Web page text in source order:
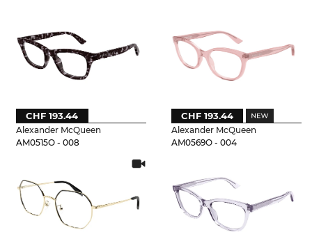
Alexander McQueen
AM0515O - 008
CHF 193.44
Alexander McQueen
AM0569O - 004
CHF 193.44